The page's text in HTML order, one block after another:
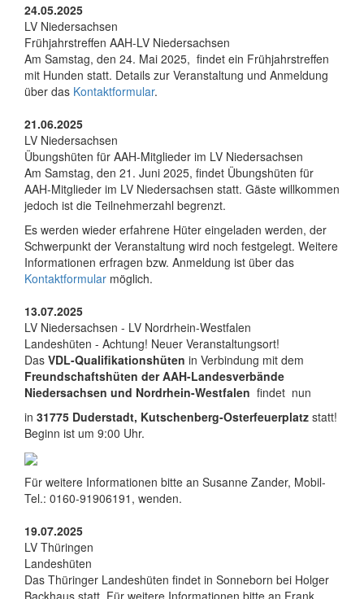
24.05.2025
LV Niedersachsen
Frühjahrstreffen AAH-LV Niedersachsen
Am Samstag, den 24. Mai 2025, findet ein Frühjahrstreffen
mit Hunden statt. Details zur Veranstaltung und Anmeldung
über das Kontaktformular.
21.06.2025
LV Niedersachsen
Übungshüten für AAH-Mitglieder im LV Niedersachsen
Am Samstag, den 21. Juni 2025, findet Übungshüten für
AAH-Mitglieder im LV Niedersachsen statt. Gäste willkommen
jedoch ist die Teilnehmerzahl begrenzt.
Es werden wieder erfahrene Hüter eingeladen werden, der
Schwerpunkt der Veranstaltung wird noch festgelegt. Weitere
Informationen erfragen bzw. Anmeldung ist über das
Kontaktformular möglich.
13.07.2025
LV Niedersachsen - LV Nordrhein-Westfalen
Landeshüten - Achtung! Neuer Veranstaltungsort!
Das VDL-Qualifikationshüten in Verbindung mit dem
Freundschaftshüten der AAH-Landesverbände
Niedersachsen und Nordrhein-Westfalen findet nun
in 31775 Duderstadt, Kutschenberg-Osterfeuerplatz statt!
Beginn ist um 9:00 Uhr.
Für weitere Informationen bitte an Susanne Zander, Mobil-
Tel.: 0160-91906191, wenden.
19.07.2025
LV Thüringen
Landeshüten
Das Thüringer Landeshüten findet in Sonneborn bei Holger
Backhaus statt. Für weitere Informationen bitte an Frank